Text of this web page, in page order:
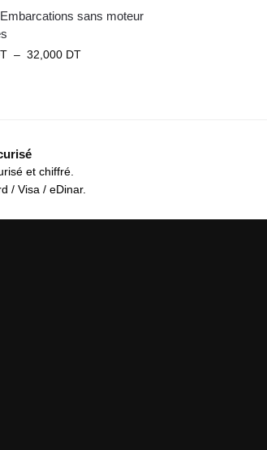
sans moteur
– 32,000 DT
et chiffré.
/ Visa / eDinar.